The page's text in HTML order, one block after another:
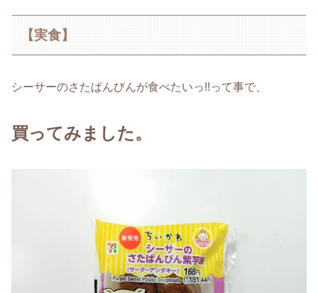
【実食】
シーサーのさたぱんびんが食べたいっ!!って事で、
買ってみました。